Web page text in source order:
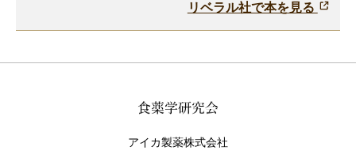
リベラル社で本を見る
アイカ製薬株式会社